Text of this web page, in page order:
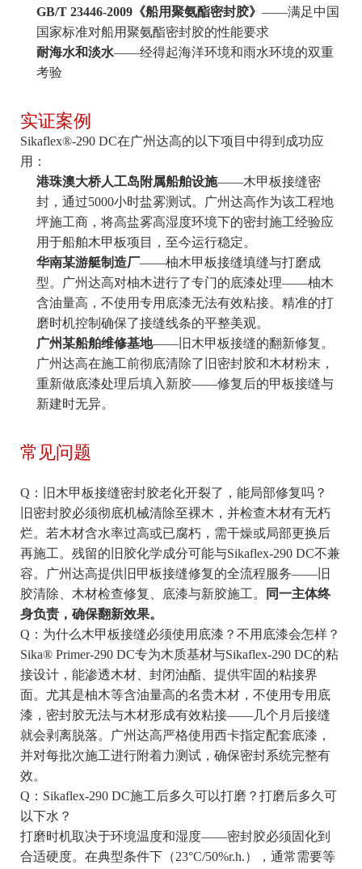
GB/T 23446-2009《船用聚氨酯密封胶》 ——满足中国
国家标准对船用聚氨酯密封胶的性能要求
耐海水和淡水——经得起海洋环境和雨水环境的双重
考验
实证案例
Sikaflex®-290 DC在广州达高的以下项目中得到成功应
用：
港珠澳大桥人工岛附属船舶设施——木甲板接缝密
封，通过5000小时盐雾测试。广州达高作为该工程地
坪施工商，将高盐雾高湿度环境下的密封施工经验应
用于船舶木甲板项目，至今运行稳定。
华南某游艇制造厂——柚木甲板接缝填缝与打磨成
型。广州达高对柚木进行了专门的底漆处理——柚木
含油量高，不使用专用底漆无法有效粘接。精准的打
磨时机控制确保了接缝线条的平整美观。
广州某船舶维修基地——旧木甲板接缝的翻新修复。
广州达高在施工前彻底清除了旧密封胶和木材粉末，
重新做底漆处理后填入新胶——修复后的甲板接缝与
新建时无异。
常见问题
Q：旧木甲板接缝密封胶老化开裂了，能局部修复吗？
旧密封胶必须彻底机械清除至裸木，并检查木材有无朽
烂。若木材含水率过高或已腐朽，需干燥或局部更换后
再施工。残留的旧胶化学成分可能与Sikaflex-290 DC不兼
容。广州达高提供旧甲板接缝修复的全流程服务——旧
胶清除、木材检查修复、底漆与新胶施工。
同一主体终
身负责，确保翻新效果。
Q：为什么木甲板接缝必须使用底漆？不用底漆会怎样？
Sika® Primer-290 DC专为木质基材与Sikaflex-290 DC的粘
接设计，能渗透木材、封闭油酯、提供牢固的粘接界
面。尤其是柚木等含油量高的名贵木材，不使用专用底
漆，密封胶无法与木材形成有效粘接——几个月后接缝
就会剥离脱落。广州达高严格使用西卡指定配套底漆，
并对每批次施工进行附着力测试，确保密封系统完整有
效。
Q：Sikaflex-290 DC施工后多久可以打磨？打磨后多久可
以下水？
打磨时机取决于环境温度和湿度——密封胶必须固化到
合适硬度。在典型条件下（23°C/50%r.h.），通常需要等